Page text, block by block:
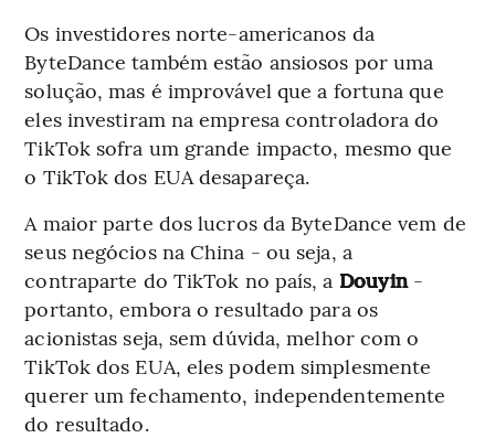
Os investidores norte-americanos da
ByteDance também estão ansiosos por uma
solução, mas é improvável que a fortuna que
eles investiram na empresa controladora do
TikTok sofra um grande impacto, mesmo que
o TikTok dos EUA desapareça.
A maior parte dos lucros da ByteDance vem de
seus negócios na China - ou seja, a
contraparte do TikTok no país, a Douyin-
portanto, embora o resultado para os
acionistas seja, sem dúvida, melhor com o
TikTok dos EUA, eles podem simplesmente
querer um fechamento, independentemente
do resultado.